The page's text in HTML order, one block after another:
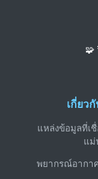
เกี่ยว
แหล่งข้อมูลที่เ
แม่
พยากรณ์อากา
🧩